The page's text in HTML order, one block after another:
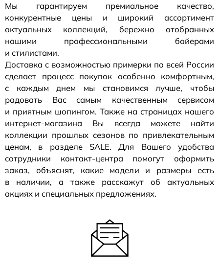
Мы гарантируем премиальное качество,
конкурентные цены и широкий ассортимент
актуальных коллекций, бережно отобранных
нашими профессиональными байерами
и стилистами.
Доставка с возможностью примерки по всей России
сделает процесс покупок особенно комфортным,
с каждым днем мы становимся лучше, чтобы
радовать Вас самым качественным сервисом
и приятным шопингом. Также на страницах нашего
интернет-магазина Вы всегда можете найти
коллекции прошлых сезонов по привлекательным
ценам, в разделе SALE. Для Вашего удобства
сотрудники контакт-центра помогут оформить
заказ, объяснят, какие модели и размеры есть
в наличии, а также расскажут об актуальных
акциях и специальных предложениях.